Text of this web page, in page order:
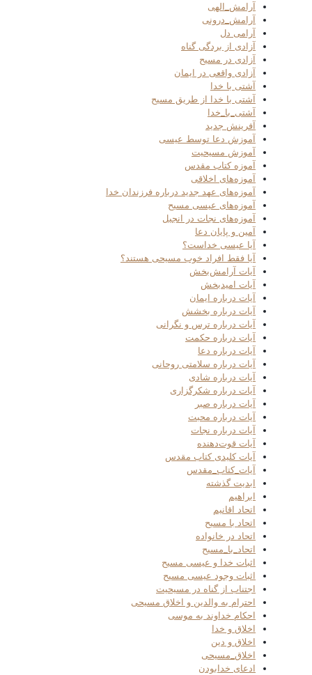
آرامش_الهی
آرامش_درونی
آرامی دل
آزادی از بردگی گناه
آزادی در مسیح
آزادی واقعی در ایمان
آشتی با خدا
آشتی با خدا از طریق مسیح
آشتی_با_خدا
آفرینش جدید
آموزش دعا توسط عیسی
آموزش مسیحیت
آموزه کتاب مقدس
آموزه‌های اخلاقی
آموزه‌های عهد جدید درباره فرزندان خدا
آموزه‌های عیسی مسیح
آموزه‌های نجات در انجیل
آمین و پایان دعا
آیا عیسی خداست؟
آیا فقط افراد خوب مسیحی هستند؟
آیات آرامش‌بخش
آیات امیدبخش
آیات درباره ایمان
آیات درباره بخشش
آیات درباره ترس و نگرانی
آیات درباره حکمت
آیات درباره دعا
آیات درباره سلامتی روحانی
آیات درباره شادی
آیات درباره شکرگزاری
آیات درباره صبر
آیات درباره محبت
آیات درباره نجات
آیات قوت‌دهنده
آیات کلیدی کتاب مقدس
آیات_کتاب_مقدس
ابدیت گذشته
ابراهیم
اتحاد اقانیم
اتحاد با مسیح
اتحاد در خانواده
اتحاد_با_مسیح
اثبات خدا و عیسی مسیح
اثبات وجود عیسی مسیح
اجتناب از گناه در مسیحیت
احترام به والدین و اخلاق مسیحی
احکام خداوند به موسی
اخلاق و خدا
اخلاق و دین
اخلاق_مسیحی
ادعای خدابودن